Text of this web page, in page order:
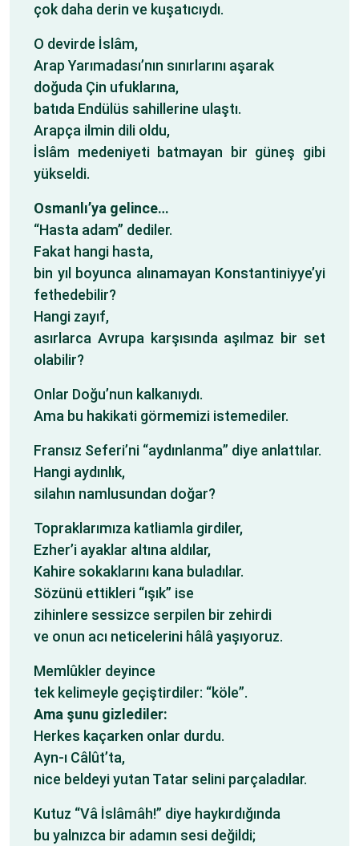
çok daha derin ve kuşatıcıydı.
O devirde İslâm,
Arap Yarımadası’nın sınırlarını aşarak
doğuda Çin ufuklarına,
batıda Endülüs sahillerine ulaştı.
Arapça ilmin dili oldu,
İslâm medeniyeti batmayan bir güneş gibi
yükseldi.
Osmanlı’ya gelince…
“Hasta adam” dediler.
Fakat hangi hasta,
bin yıl boyunca alınamayan Konstantiniyye’yi
fethedebilir?
Hangi zayıf,
asırlarca Avrupa karşısında aşılmaz bir set
olabilir?
Onlar Doğu’nun kalkanıydı.
Ama bu hakikati görmemizi istemediler.
Fransız Seferi’ni “aydınlanma” diye anlattılar.
Hangi aydınlık,
silahın namlusundan doğar?
Topraklarımıza katliamla girdiler,
Ezher’i ayaklar altına aldılar,
Kahire sokaklarını kana buladılar.
Sözünü ettikleri “ışık” ise
zihinlere sessizce serpilen bir zehirdi
ve onun acı neticelerini hâlâ yaşıyoruz.
Memlûkler deyince
tek kelimeyle geçiştirdiler: “köle”.
Ama şunu gizlediler:
Herkes kaçarken onlar durdu.
Ayn-ı Câlût’ta,
nice beldeyi yutan Tatar selini parçaladılar.
Kutuz “Vâ İslâmâh!” diye haykırdığında
bu yalnızca bir adamın sesi değildi;